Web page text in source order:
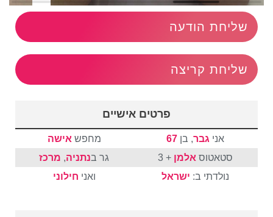
שליחת הודעה
שליחת קריצה
פרטים אישיים
אני גבר, בן 67 מחפש אישה
סטאטוס אלמן + 3 גר בנתניה, מרכז
נולדתי ב: ישראל ואני חילוני